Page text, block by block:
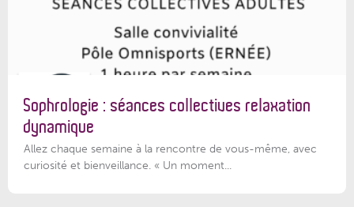
Sophrologie : séances collectives relaxation
dynamique
Allez chaque semaine à la rencontre de vous-même, avec
curiosité et bienveillance. « Un moment...